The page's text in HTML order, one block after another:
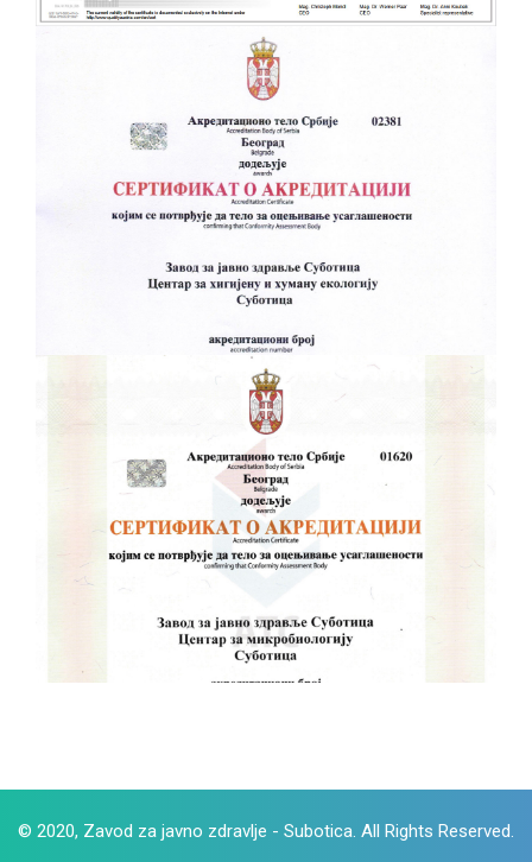
© 2020, Zavod za javno zdravlje - Subotica. All Rights Reserved.